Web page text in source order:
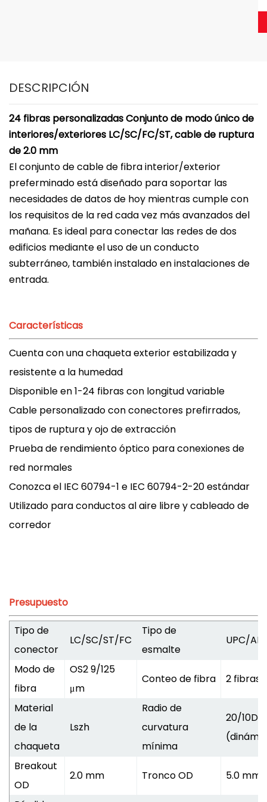
DESCRIPCIÓN
24 fibras personalizadas Conjunto de modo único de
interiores/exteriores LC/SC/FC/ST, cable de ruptura
de 2.0 mm
El conjunto de cable de fibra interior/exterior
preferminado está diseñado para soportar las
necesidades de datos de hoy mientras cumple con
los requisitos de la red cada vez más avanzados del
mañana. Es ideal para conectar las redes de dos
edificios mediante el uso de un conducto
subterráneo, también instalado en instalaciones de
entrada.
Características
Cuenta con una chaqueta exterior estabilizada y
resistente a la humedad
Disponible en 1-24 fibras con longitud variable
Cable personalizado con conectores prefirrados,
tipos de ruptura y ojo de extracción
Prueba de rendimiento óptico para conexiones de
red normales
Conozca el IEC 60794-1 e IEC 60794-2-20 estándar
Utilizado para conductos al aire libre y cableado de
corredor
Presupuesto
Tipo de
conector
LC/SC/ST/FC
Tipo de
esmalte
UPC/
Modo de
fibra
OS2 9/125
μm
Conteo de fibra 2 fibras
Material
de la
chaqueta
Lszh
Radio de
curvatura
mínima
20/10D
Breakout
OD
2.0 mm Tronco OD 5.0 mm